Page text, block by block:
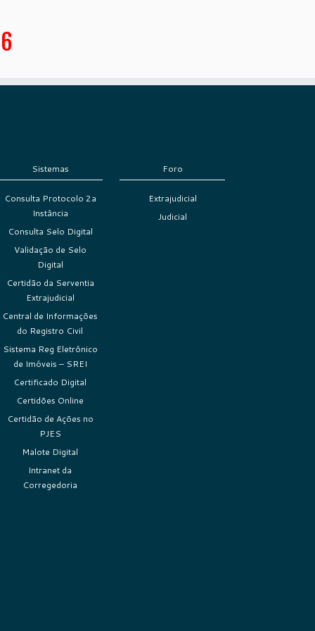
Sistemas
Consulta Protocolo 2a
Instância
Consulta Selo Digital
Validação de Selo
Digital
Certidão da Serventia
Extrajudicial
Central de Informações
do Registro Civil
Sistema Reg Eletrônico
de Imóveis – SREI
Certificado Digital
Certidões Online
Certidão de Ações no
PJES
Malote Digital
Intranet da
Corregedoria
Foro
Extrajudicial
Judicial